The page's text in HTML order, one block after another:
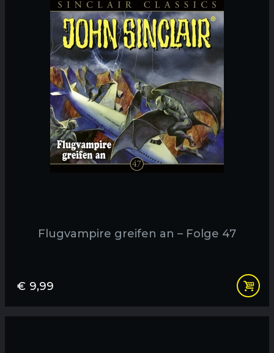
Flugvampire greifen an – Folge 47
€ 9,99